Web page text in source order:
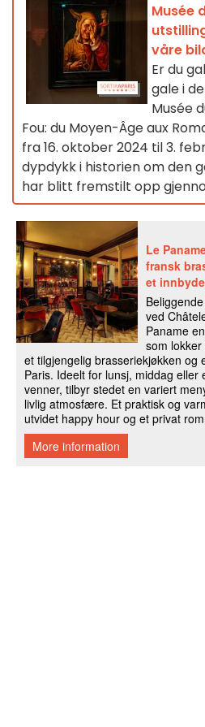
Musée
våre
Er du
gale i
Musée
Fou: du Moyen-Âge aux
fra 16. oktober 2024 til 3.
dypdykk i historien om den
har blitt fremstilt opp